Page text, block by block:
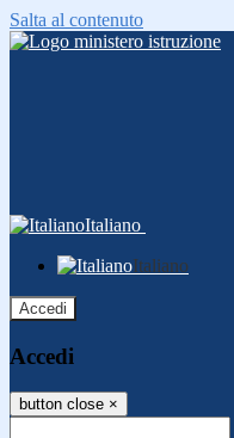
Salta al contenuto
Italiano
Italiano
Accedi
Accedi
button close ×